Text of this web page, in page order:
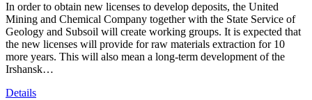
In order to obtain new licenses to develop deposits, the United
Mining and Chemical Company together with the State Service of
Geology and Subsoil will create working groups. It is expected that
the new licenses will provide for raw materials extraction for 10
more years. This will also mean a long-term development of the
Irshansk…
Details